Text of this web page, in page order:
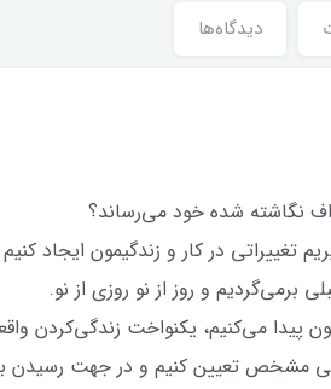
دیدگاه‌ها
نگاشته شده خود می‌رساند؟
تغییراتی در کار و زندگیمون ایجاد کنیم
برمی‌گردیم و روز از نو روزی از نو.
می‌کنیم، یکنواخت زندگی‌کردن
مشخص تعیین کنیم و در جهت رسیدن